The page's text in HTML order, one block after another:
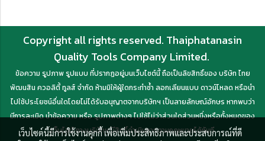
Copyright all rights reserved. Thaiphatanasin
Quality Tools Company Limited.
ข้อความ รูปภาพ รูปแบบ ที่ปรากฏอยู่บนเว็บไซต์นี้ ถือเป็นลิขสิทธิ์ของ บริษัท ไทย
พัฒนสิน ควอลิตี้ ทูลส์ จำกัด ห้ามมิให้ผู้ใดกระทำซ้ำ ลอกเลียนแบบ ดาวน์โหลด หรือนำ
ไปใช้ประโยชน์อื่นใดโดยไม่ได้รับอนุญาตจากบริษัทฯ เป็นลายลักษณ์อักษร หากพบว่า
มีการละเมิด นำข้อความ หรือ รูปภาพต่างๆ ไปใช้ไม่ว่าส่วนใดส่วนหนึ่งหรือทั้งหมดของ
เว็บไซต์ ทางบริษัทฯ มีสิทธิ์ดำเนินการตามกฎหมายได้ทันที
เว็บไซต์นี้มีการใช้งานคุกกี้ เพื่อเพิ่มประสิทธิภาพและประสบการณ์ที่ดี